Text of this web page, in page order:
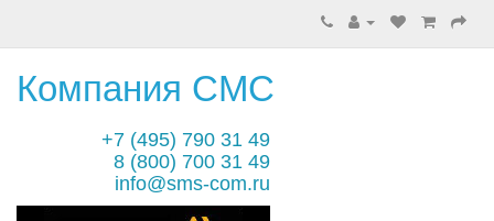
Компания СМС
+7 (495) 790 31 49
8 (800) 700 31 49
info@sms-com.ru